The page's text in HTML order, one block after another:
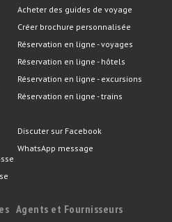
Acheter des guides de voyage
Créer brochure personnalisée
Réservation en ligne - voyages
Réservation en ligne - hôtels
Réservation en ligne - excursions
Réservation en ligne - trains
Discuter sur Facebook
WhatsApp message
Agents et Fournisseurs